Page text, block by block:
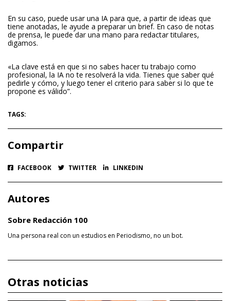
En su caso, puede usar una IA para que, a partir de ideas que
tiene anotadas, le ayude a preparar un brief. En caso de notas
de prensa, le puede dar una mano para redactar titulares,
digamos.
«La clave está en que si no sabes hacer tu trabajo como
profesional, la IA no te resolverá la vida. Tienes que saber qué
pedirle y cómo, y luego tener el criterio para saber si lo que te
propone es válido”.
TAGS:
Compartir
FACEBOOK TWITTER LINKEDIN
Autores
Sobre Redacción 100
Una persona real con un estudios en Periodismo, no un bot.
Otras noticias